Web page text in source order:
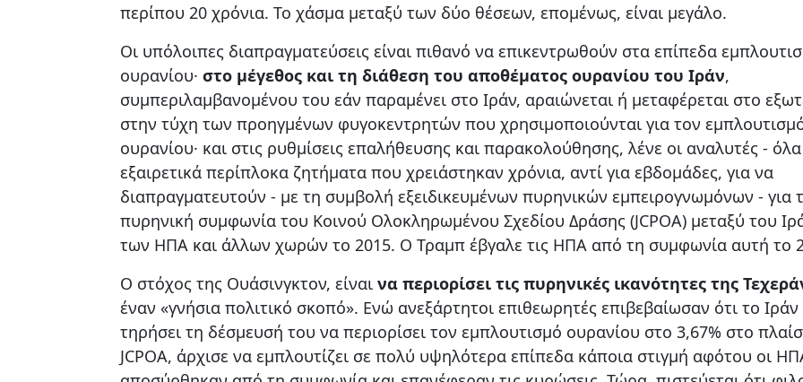
περίπου 20 χρόνια. Το χάσμα μεταξύ των δύο θέσεων, επομένως, είναι μεγάλο.
Οι υπόλοιπες διαπραγματεύσεις είναι πιθανό να επικεντρωθούν στα επίπεδα
ουρανίου· στο μέγεθος και τη διάθεση του αποθέματος ουρανίου του Ιράν,
συμπεριλαμβανομένου του εάν παραμένει στο Ιράν, αραιώνεται ή μεταφέρεται στο
στην τύχη των προηγμένων φυγοκεντρητών που χρησιμοποιούνται για τον
ουρανίου· και στις ρυθμίσεις επαλήθευσης και παρακολούθησης, λένε οι αναλυτές - όλα
εξαιρετικά περίπλοκα ζητήματα που χρειάστηκαν χρόνια, αντί για εβδομάδες, για να
διαπραγματευτούν - με τη συμβολή εξειδικευμένων πυρηνικών εμπειρογνωμόνων - για
πυρηνική συμφωνία του Κοινού Ολοκληρωμένου Σχεδίου Δράσης (JCPOA) μεταξύ του
των ΗΠΑ και άλλων χωρών το 2015. Ο Τραμπ έβγαλε τις ΗΠΑ από τη συμφωνία αυτή το
Ο στόχος της Ουάσινγκτον, είναι να περιορίσει τις πυρηνικές ικανότητες της
έναν «γνήσια πολιτικό σκοπό». Ενώ ανεξάρτητοι επιθεωρητές επιβεβαίωσαν ότι το Ιράν
τηρήσει τη δέσμευσή του να περιορίσει τον εμπλουτισμό ουρανίου στο 3,67% στο
JCPOA, άρχισε να εμπλουτίζει σε πολύ υψηλότερα επίπεδα κάποια στιγμή αφότου οι